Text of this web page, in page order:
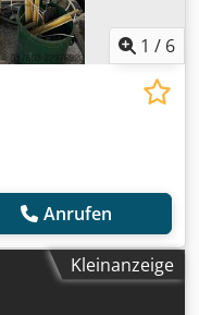
1 / 6
Anrufen
Kleinanzeige